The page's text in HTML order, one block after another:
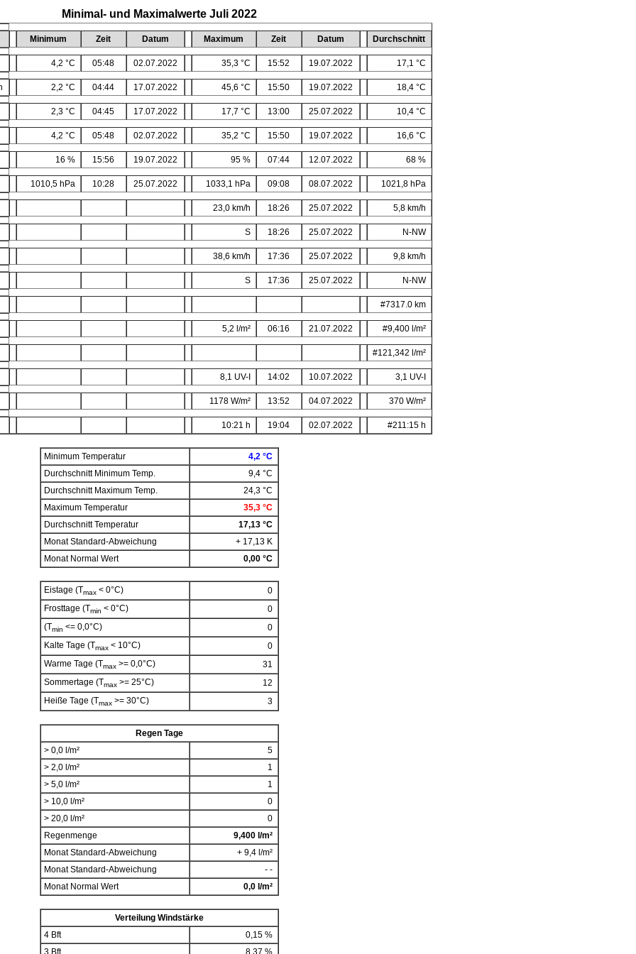
Minimal- und Maximalwerte Juli 2022
Minimum Zeit Datum Maximum Zeit Datum Durchschnitt
4,2 °C 05:48 02.07.2022 35,3 °C 15:52 19.07.2022 17,1 °C
2,2 °C 04:44 17.07.2022 45,6 °C 15:50 19.07.2022 18,4 °C
2,3 °C 04:45 17.07.2022 17,7 °C 13:00 25.07.2022 10,4 °C
4,2 °C 05:48 02.07.2022 35,2 °C 15:50 19.07.2022 16,6 °C
16 % 15:56 19.07.2022 95 % 07:44 12.07.2022 68 %
1010,5 hPa 10:28 25.07.2022 1033,1 hPa 09:08 08.07.2022 1021,8 hPa
23,0 km/h 18:26 25.07.2022 5,8 km/h
S 18:26 25.07.2022 N-NW
38,6 km/h 17:36 25.07.2022 9,8 km/h
S 17:36 25.07.2022 N-NW
#7317.0 km
5,2 l/m² 06:16 21.07.2022 #9,400 l/m²
#121,342 l/m²
8,1 UV-I 14:02 10.07.2022 3,1 UV-I
1178 W/m² 13:52 04.07.2022 370 W/m²
10:21 h 19:04 02.07.2022 #211:15 h
Minimum Temperatur
4,2 °C
Durchschnitt Minimum Temp.
9,4 °C
Durchschnitt Maximum Temp.
24,3 °C
Maximum Temperatur
35,3 °C
Durchschnitt Temperatur
17,13 °C
Monat Standard-Abweichung
+ 17,13 K
Monat Normal Wert
0,00 °C
Eistage (Tmax< 0°C)
0
Frosttage (Tmin < 0°C)
0
(Tmin <= 0,0°C)
0
Kalte Tage (Tmax< 10°C)
0
Warme Tage (Tmax>= 0,0°C)
31
Sommertage (Tmax>= 25°C)
12
Heiße Tage (Tmax>= 30°C) 3
Regen Tage
> 0,0 l/m²
5
> 2,0 l/m²
1
> 5,0 l/m²
1
> 10,0 l/m²
0
> 20,0 l/m²
0
Regenmenge
9,400 l/m²
Monat Standard-Abweichung
+ 9,4 l/m²
Monat Standard-Abweichung
- -
Monat Normal Wert
0,0 l/m²
Verteilung Windstärke
4 Bft
0,15 %
3 Bft
8,37 %